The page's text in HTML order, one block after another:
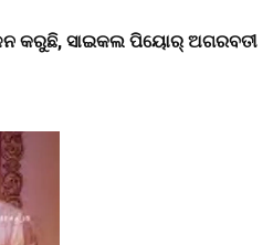
କରୁଛି, ସାଇକଲ ପିୟୋର୍‌ ଅଗରବତୀ